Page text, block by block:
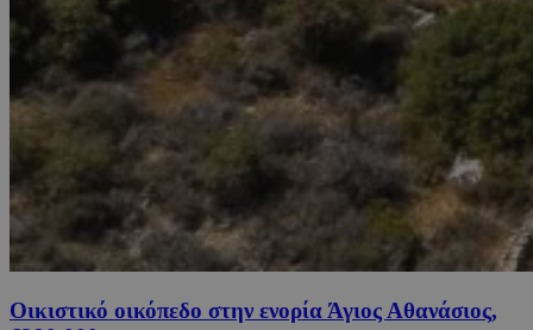
Οικιστικό οικόπεδο στην ενορία Άγιος Αθανάσιος,